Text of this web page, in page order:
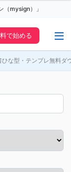
（mysign）」
で始める
ひな型・テンプレ無料ダ